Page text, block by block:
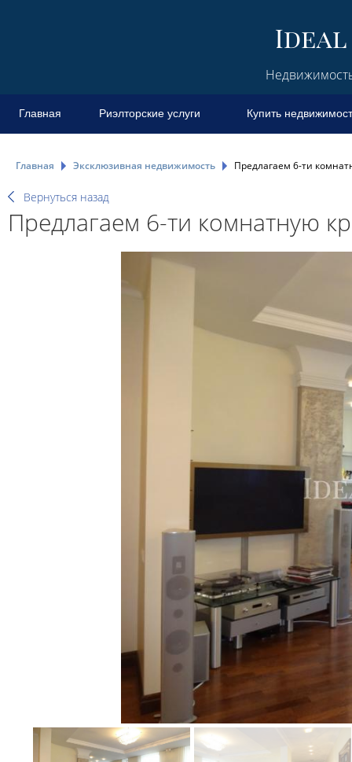
Главная Риэлторские услуги Купить
Главная Эксклюзивная недвижимость Предлагаем 6-ти
Вернуться назад
Предлагаем 6-ти комнатную